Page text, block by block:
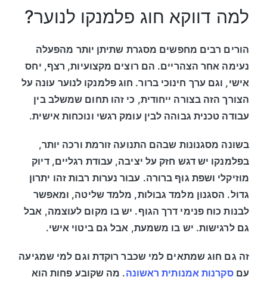
למה דווקא חוג פלמנקו לנוער?
הורים רבים מחפשים מסגרת שתיתן יותר מהפעלה
נעימה אחר הצהריים. הם רוצים מקצועיות, רצף, יחס
אישי, וגם ערך חינוכי ברור. חוג פלמנקו לנוער עונה על
הצורך הזה בצורה ייחודית, כי זהו תחום שמשלב בין
עבודה טכנית גבוהה לבין עומק רגשי ונוכחות אישית.
בשונה מסגנונות שבהם התנועה זורמת ורכה יותר,
בפלמנקו יש דגש חזק על יציבה, עבודת רגליים, דיוק
מוזיקלי ושפת גוף ברורה. עבור נערות רבות זהו יתרון
גדול. הסגנון מלמד גבולות, מלמד שליטה, ומאפשר
לבנות כוח פנימי דרך הגוף. יש בו מקום לעוצמה, אבל
גם לרגישות. יש בו משמעת, אבל גם ביטוי אישי.
זה גם חוג שמתאים למי שכבר רוקדת וגם למי שמגיעה
עםסקרנות אמנותית ראשונה. מה שקובע פחות הוא